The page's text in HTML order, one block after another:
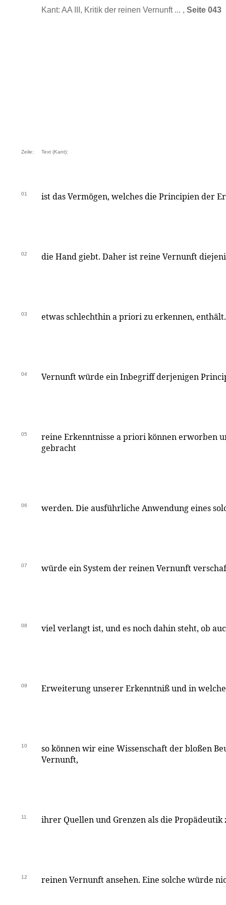
Kant: AA III, Kritik der reinen Vernunft ... , Seite 043
Zeile: Text (Kant):
01 ist das Vermögen, welches die Principien der
02 die Hand giebt. Daher ist reine Vernunft
03 etwas schlechthin a priori zu erkennen,
04 Vernunft würde ein Inbegriff derjenigen
05
reine Erkenntnisse a priori können erworben
gebracht
06 werden. Die ausführliche Anwendung eines
07 würde ein System der reinen Vernunft
08 viel verlangt ist, und es noch dahin steht, ob
09 Erweiterung unserer Erkenntniß und in
10
so können wir eine Wissenschaft der bloßen
Vernunft,
11 ihrer Quellen und Grenzen als die Propädeutik
12 reinen Vernunft ansehen. Eine solche würde